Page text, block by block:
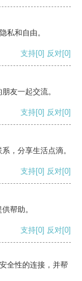
私和自由。
支持[0] 反对[0]
友一起交流。
支持[0] 反对[0]
，分享生活点滴。
支持[0] 反对[0]
帮助。
支持[0] 反对[0]
全性的连接，并帮